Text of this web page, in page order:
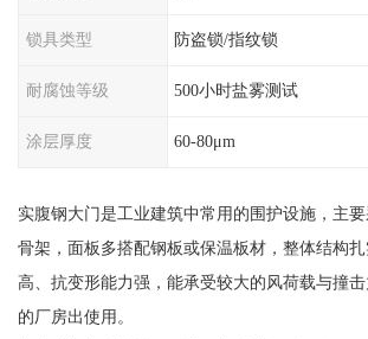
锁具类型 防盗锁/指纹锁
耐腐蚀等级 500小时盐雾测试
涂层厚度 60-80μm
实腹钢大门是工业建筑中常用的围护设施，主
骨架，面板多搭配钢板或保温板材，整体结构
高、抗变形能力强，能承受较大的风荷载与撞
的厂房出使用。